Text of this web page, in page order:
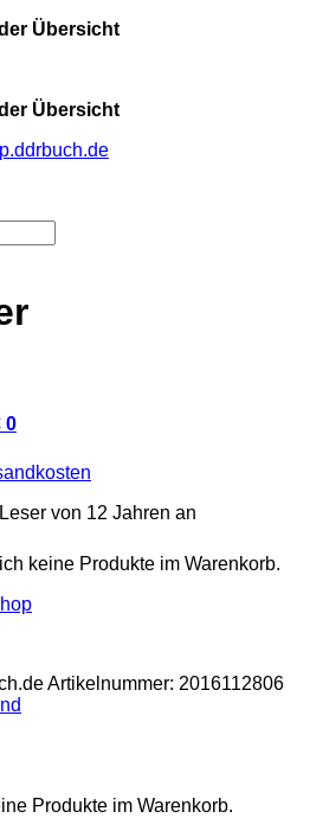
Übersicht
Übersicht
0
keine Produkte im Warenkorb.
Produkte im Warenkorb.
von 12 Jahren an
Artikelnummer: 2016112806